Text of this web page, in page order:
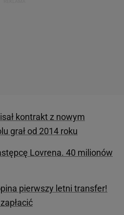
kontrakt z nowym
grał od 2014 roku
Lovrena. 40 milionów
pierwszy letni transfer!